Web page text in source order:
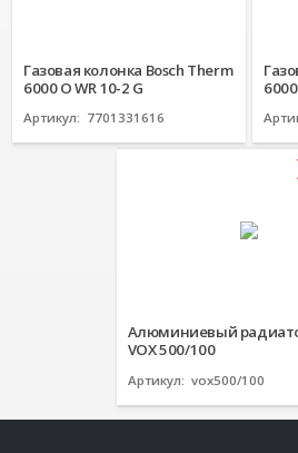
Газовая колонка Bosch Therm
6000 O WR 10-2 G
Артикул: 7701331616
Алюминиевый
VOX 500/100
Артикул: vox500/100